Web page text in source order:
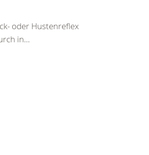
oder Hustenreflex
in...